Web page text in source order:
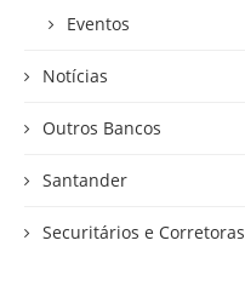
Eventos
Notícias
Outros Bancos
Santander
Securitários e Corretoras